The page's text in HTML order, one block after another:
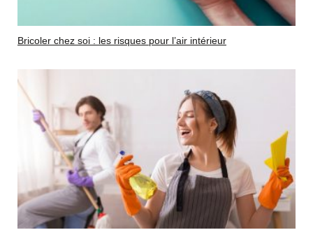
Bricoler chez soi : les risques pour l’air intérieur